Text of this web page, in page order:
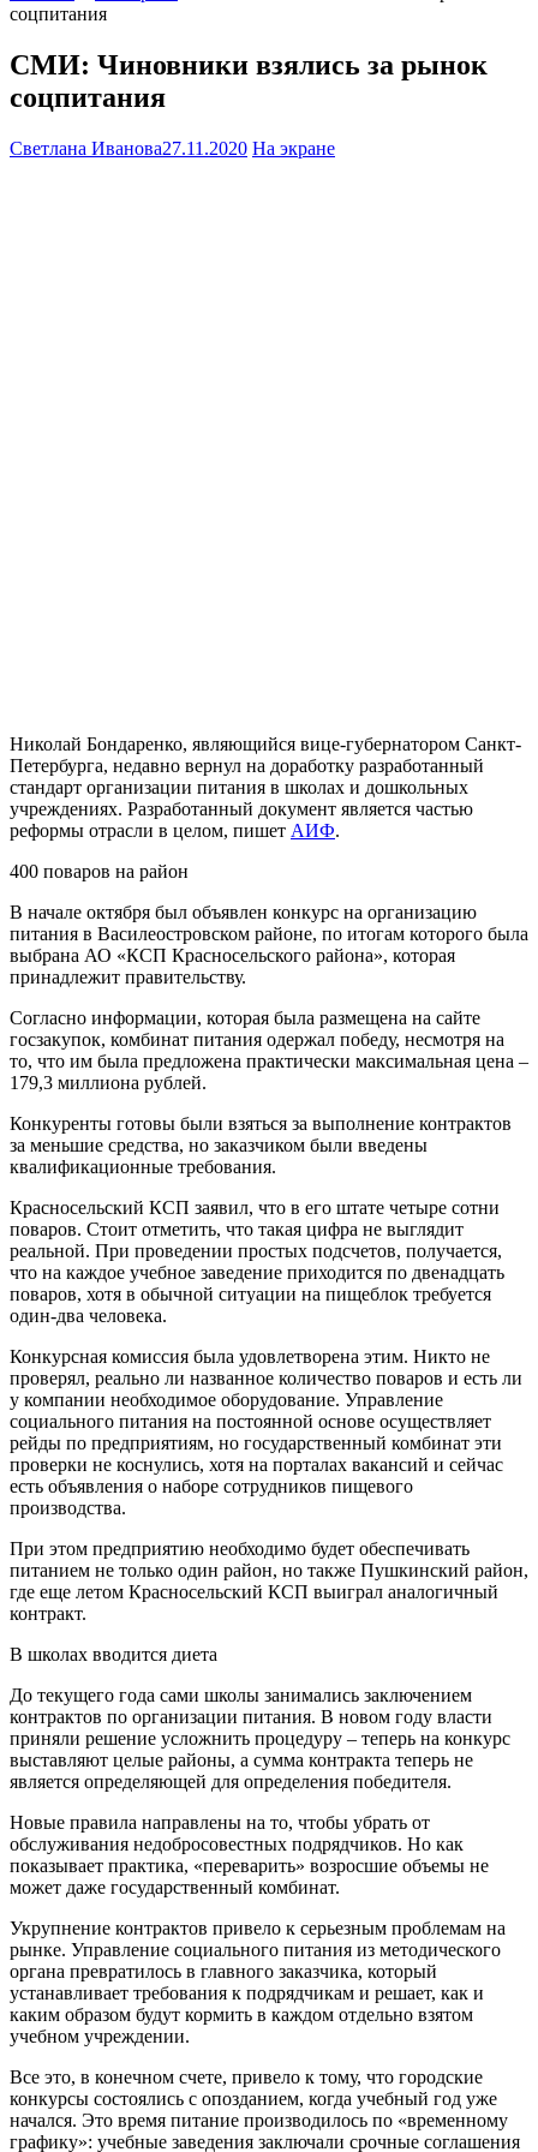
соцпитания
СМИ: Чиновники взялись за рынок
соцпитания
Светлана Иванова27.11.2020 На экране
Николай Бондаренко, являющийся вице-губернатором Санкт-
Петербурга, недавно вернул на доработку разработанный
стандарт организации питания в школах и дошкольных
учреждениях. Разработанный документ является частью
реформы отрасли в целом, пишет АИФ.
400 поваров на район
В начале октября был объявлен конкурс на организацию
питания в Василеостровском районе, по итогам которого была
выбрана АО «КСП Красносельского района», которая
принадлежит правительству.
Согласно информации, которая была размещена на сайте
госзакупок, комбинат питания одержал победу, несмотря на
то, что им была предложена практически максимальная цена –
179,3 миллиона рублей.
Конкуренты готовы были взяться за выполнение контрактов
за меньшие средства, но заказчиком были введены
квалификационные требования.
Красносельский КСП заявил, что в его штате четыре сотни
поваров. Стоит отметить, что такая цифра не выглядит
реальной. При проведении простых подсчетов, получается,
что на каждое учебное заведение приходится по двенадцать
поваров, хотя в обычной ситуации на пищеблок требуется
один-два человека.
Конкурсная комиссия была удовлетворена этим. Никто не
проверял, реально ли названное количество поваров и есть ли
у компании необходимое оборудование. Управление
социального питания на постоянной основе осуществляет
рейды по предприятиям, но государственный комбинат эти
проверки не коснулись, хотя на порталах вакансий и сейчас
есть объявления о наборе сотрудников пищевого
производства.
При этом предприятию необходимо будет обеспечивать
питанием не только один район, но также Пушкинский район,
где еще летом Красносельский КСП выиграл аналогичный
контракт.
В школах вводится диета
До текущего года сами школы занимались заключением
контрактов по организации питания. В новом году власти
приняли решение усложнить процедуру – теперь на конкурс
выставляют целые районы, а сумма контракта теперь не
является определяющей для определения победителя.
Новые правила направлены на то, чтобы убрать от
обслуживания недобросовестных подрядчиков. Но как
показывает практика, «переварить» возросшие объемы не
может даже государственный комбинат.
Укрупнение контрактов привело к серьезным проблемам на
рынке. Управление социального питания из методического
органа превратилось в главного заказчика, который
устанавливает требования к подрядчикам и решает, как и
каким образом будут кормить в каждом отдельно взятом
учебном учреждении.
Все это, в конечном счете, привело к тому, что городские
конкурсы состоялись с опозданием, когда учебный год уже
начался. Это время питание производилось по «временному
графику»: учебные заведения заключали срочные соглашения